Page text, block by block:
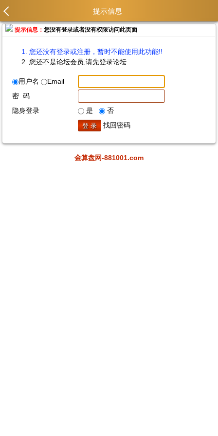
提示信息
提示信息：您没有登录或者没有权限访问此页面
您还没有登录或注册，暂时不能使用此功能!!
您还不是论坛会员,请先登录论坛
用户名
Email
密 码
隐身登录
是
否
找回密码
金算盘网-881001.com